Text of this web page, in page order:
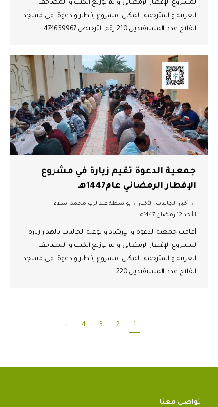
لمشروع الإفطار الرمضاني و تم توزيع الكتب و المصاحف
العربية و المترجمة. المكان: مشروع إفطار و دعوة في مسجد
الفلاح عدد المستفيدين:210 رقم الترخيص:474659967
جمعية الدعوة تقيم زيارة في مشروع
الإفطار الرمضاني عام1447هـ
أخبار الجاليات, الأخبار بواسطة عبدالرب محمد اسلام
الأحد 12 رمضان 1447هـ
أقامت جمعية الدعوة و الإرشاد و توعية الجاليات بالهدار زيارة
لمشروع الإفطار الرمضاني و تم توزيع الكتب و المصاحف
العربية و المترجمة. المكان: مشروع إفطار و دعوة في مسجد
الفلاح عدد المستفيدين:220
1
2
3
4
→
تواصل معنا